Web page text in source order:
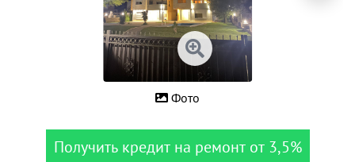
Фото
Получить кредит на ремонт от 3,5%